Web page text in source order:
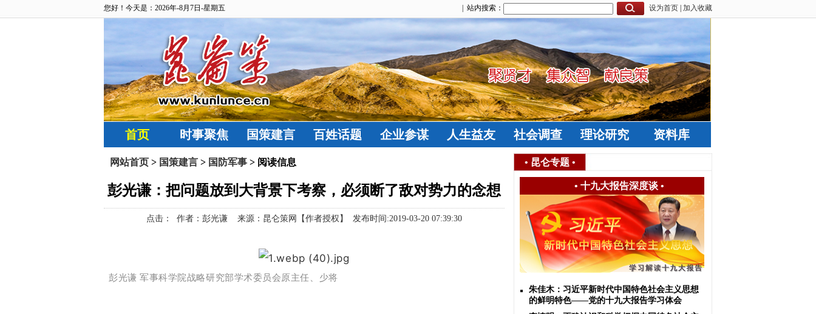
您好！今天是：2026年-8月7日-星期五 设为首页 加入收藏
| 站内搜索：
首页 时事聚焦 国策建言 百姓话题 企业参谋 人生益友 社会调查 理论研究 资料库
网站首页 > 国策建言 > 国防军事 > 阅读信息
彭光谦：把问题放到大背景下考察，必须断了敌对势力的念想
点击： 作者：彭光谦 来源：昆仑策网【作者授权】 发布时间:2019-03-20 07:39:30
彭光谦军事科学院战略研究部学术委员会原主任、少将
• 昆仑专题 •
• 十九大报告深度谈•
朱佳木：习近平新时代中国特色社会主义思想
的鲜明特色——党的十九大报告学习体会